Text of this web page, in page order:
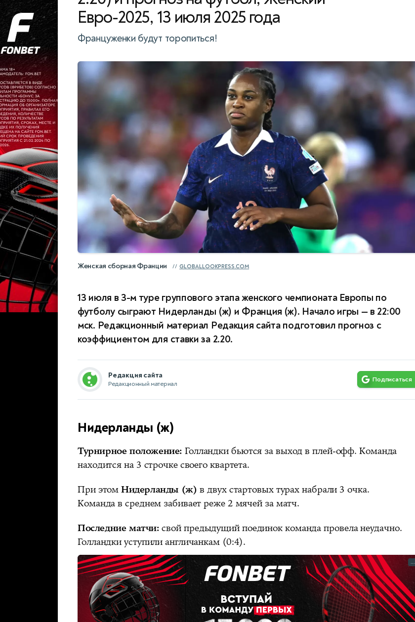
Евро-2025, 13 июля 2025 года
Француженки будут торопиться!
Женская сборная Франции GLOBALLOOKPRESS.COM
13 июля в 3-м туре группового этапа женского чемпионата Европы по
футболу сыграют Нидерланды (ж) и Франция (ж). Начало игры — в 22:00
мск. Редакционный материал Редакция сайта подготовил прогноз с
коэффициентом для ставки за 2.20.
Редакция сайта
Редакционный материал
Подписаться
Нидерланды (ж)
Турнирное положение: Голландки бьются за выход в плей-офф. Команда
находится на 3 строчке своего квартета.
При этомНидерланды (ж) в двух стартовых турах набрали 3 очка.
Команда в среднем забивает реже 2 мячей за матч.
Последние матчи:свой предыдущий поединок команда провела неудачно.
Голландки уступили англичанкам (0:4).
...